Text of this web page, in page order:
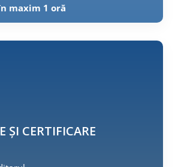
maxim 1 oră
ȘI CERTIFICARE